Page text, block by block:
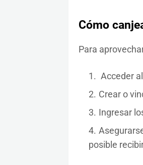
Cómo
Para
Acceder
Crear o
Ingresar
posible